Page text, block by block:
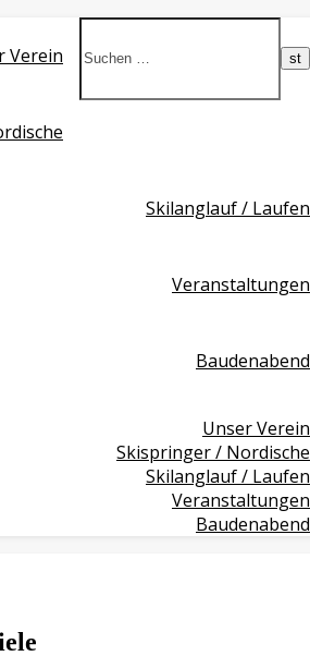
Verein
Skilanglauf / Laufen
Veranstaltungen
Baudenabend
Unser Verein
Skispringer / Nordische
Skilanglauf / Laufen
Veranstaltungen
Baudenabend